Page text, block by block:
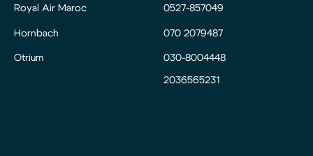
Royal Air Maroc
Hornbach
Otrium
0527-857049
070 2079487
030-8004448
2036565231